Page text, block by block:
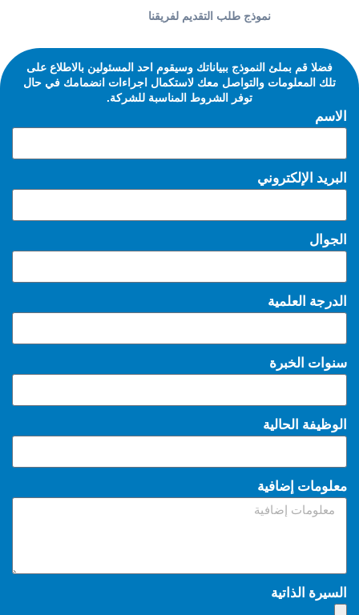
نموذج طلب التقديم لفريقنا
فضلا قم بملئ النموذج ببياناتك وسيقوم احد المسئولين بالاطلاع على
تلك المعلومات والتواصل معك لاستكمال اجراءات انضمامك في حال
توفر الشروط المناسبة للشركة.
الاسم
البريد الإلكتروني
الجوال
الدرجة العلمية
سنوات الخبرة
الوظيفة الحالية
معلومات إضافية
السيرة الذاتية